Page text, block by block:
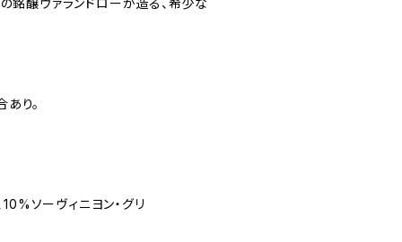
銘醸ヴァランドローが造る、希少な
り。
ソーヴィニヨン・グリ